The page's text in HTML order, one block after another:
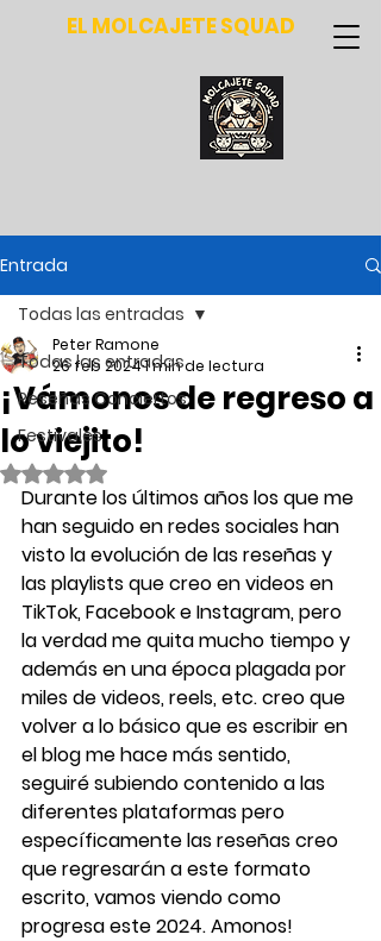
EL MOLCAJETE SQUAD
Entrada
Todas las entradas
Reseñas Conciertos
Festivales
Todas las entradas
¡Vámonos de regreso a
lo viejito!
Peter Ramone
26 feb 20241 min de lectura
Obtuvo NaN de 5 estrellas.
Durante los últimos años los que me
han seguido en redes sociales han
visto la evolución de las reseñas y
las playlists que creo en videos en
TikTok, Facebook e Instagram, pero
la verdad me quita mucho tiempo y
además en una época plagada por
miles de videos, reels, etc. creo que
volver a lo básico que es escribir en
el blog me hace más sentido,
seguiré subiendo contenido a las
diferentes plataformas pero
específicamente las reseñas creo
que regresarán a este formato
escrito, vamos viendo como
progresa este 2024. Amonos!